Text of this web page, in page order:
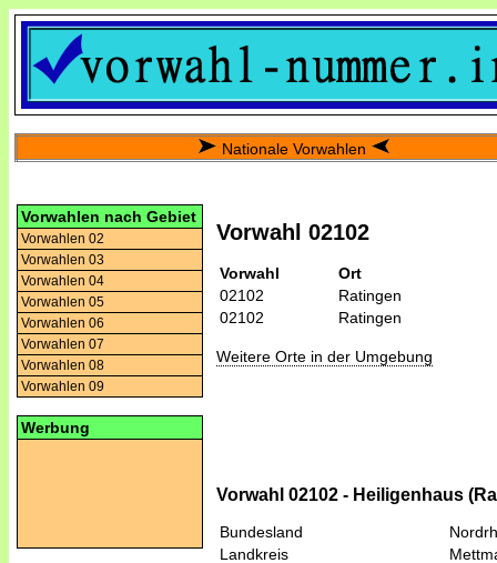
Nationale Vorwahlen
Vorwahlen nach Gebiet
Vorwahlen 02
Vorwahlen 03
Vorwahlen 04
Vorwahlen 05
Vorwahlen 06
Vorwahlen 07
Vorwahlen 08
Vorwahlen 09
Werbung
Vorwahl 02102
Vorwahl
Ort
02102
Ratingen
02102
Ratingen
Weitere Orte in der Umgebung
Vorwahl 02102 - Heiligenhaus
Bundesland
Landkreis